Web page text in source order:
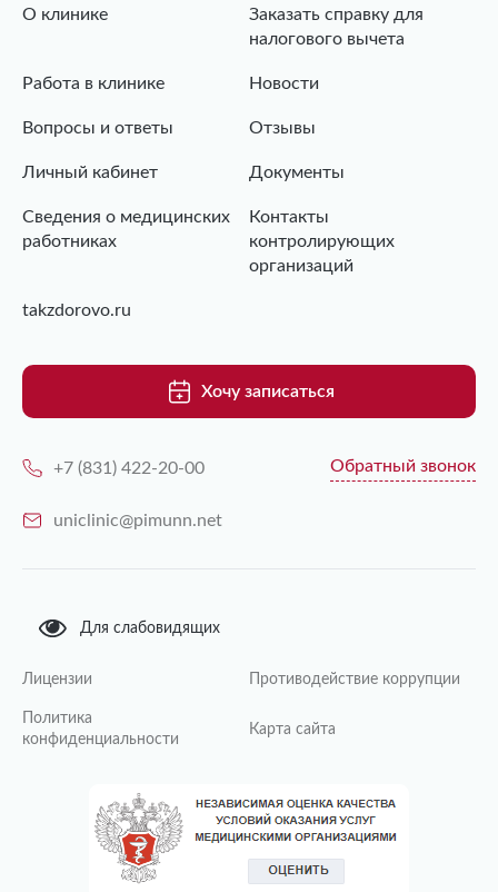
О клинике
Заказать справку для
налогового вычета
Работа в клинике Новости
Вопросы и ответы Отзывы
Личный кабинет Документы
Сведения о медицинских
работниках
Контакты
контролирующих
организаций
takzdorovo.ru
Хочу записаться
+7 (831) 422-20-00 Обратный звонок
uniclinic@pimunn.net
Для слабовидящих
Лицензии Противодействие коррупции
Политика
конфиденциальности
Карта сайта